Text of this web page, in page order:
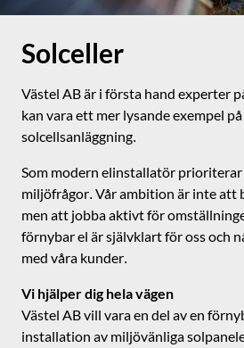
Solceller
Västel AB är i första hand experter
kan vara ett mer lysande exempel
solcellsanläggning.
Som modern elinstallatör
miljöfrågor. Vår ambition är inte att
men att jobba aktivt för
förnybar el är självklart för oss och
med våra kunder.
Vi hjälper dig hela vägen
Västel AB vill vara en del av en
installation av miljövänliga